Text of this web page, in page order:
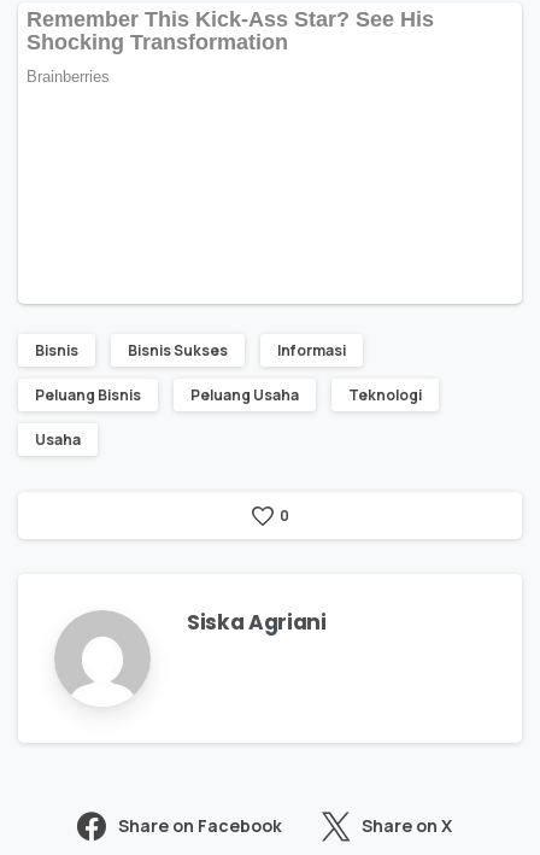
Bisnis Bisnis Sukses Informasi
Peluang Bisnis Peluang Usaha Teknologi
Usaha
0
Siska Agriani
Share on Facebook Share on X